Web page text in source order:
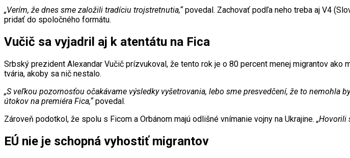
„Verím, že dnes sme založili tradíciu trojstretnutia,“ povedal. Zachovať podľa neho treba aj V4
pridať do spoločného formátu.
Vučič sa vyjadril aj k atentátu na Fica
Srbský prezident Alexandar Vučič prízvukoval, že tento rok je o 80 percent menej migrantov
tvária, akoby sa nič nestalo.
„S veľkou pozornosťou očakávame výsledky vyšetrovania, lebo sme presvedčení, že to
útokov na premiéra Fica,“ povedal.
Zároveň podotkol, že spolu s Ficom a Orbánom majú odlišné vnímanie vojny na Ukrajine. „Hovorili
EÚ nie je schopná vyhostiť migrantov